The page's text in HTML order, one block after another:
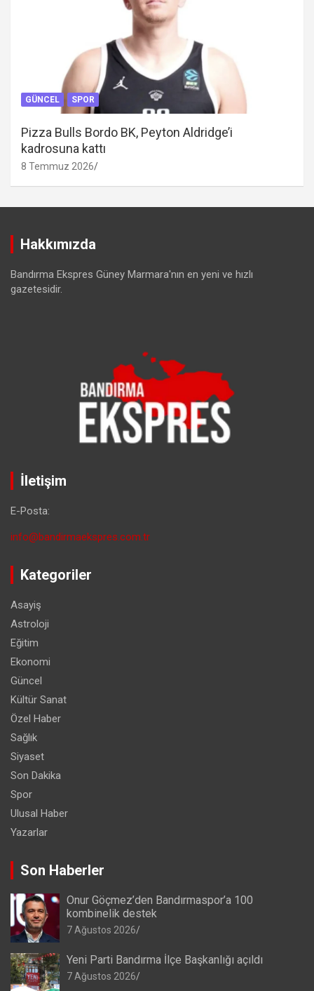
GÜNCEL SPOR
Pizza Bulls Bordo BK, Peyton Aldridge’i
kadrosuna kattı
8 Temmuz 2026
Hakkımızda
Bandırma Ekspres Güney Marmara'nın en yeni ve hızlı
gazetesidir.
İletişim
E-Posta:
info@bandirmaekspres.com.tr
Kategoriler
Asayiş
Astroloji
Eğitim
Ekonomi
Güncel
Kültür Sanat
Özel Haber
Sağlık
Siyaset
Son Dakika
Spor
Ulusal Haber
Yazarlar
Son Haberler
Onur Göçmez’den Bandırmaspor’a 100
kombinelik destek
7 Ağustos 2026
Yeni Parti Bandırma İlçe Başkanlığı açıldı
7 Ağustos 2026